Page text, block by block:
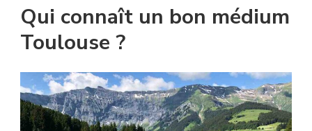
Qui connaît un bon médium
Toulouse ?